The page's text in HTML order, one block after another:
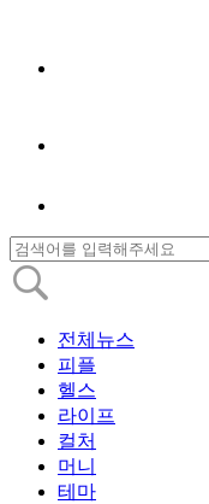
전체뉴스
피플
헬스
라이프
컬처
머니
테마